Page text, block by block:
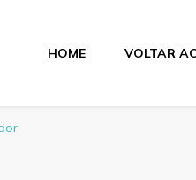
HOME VOLTAR